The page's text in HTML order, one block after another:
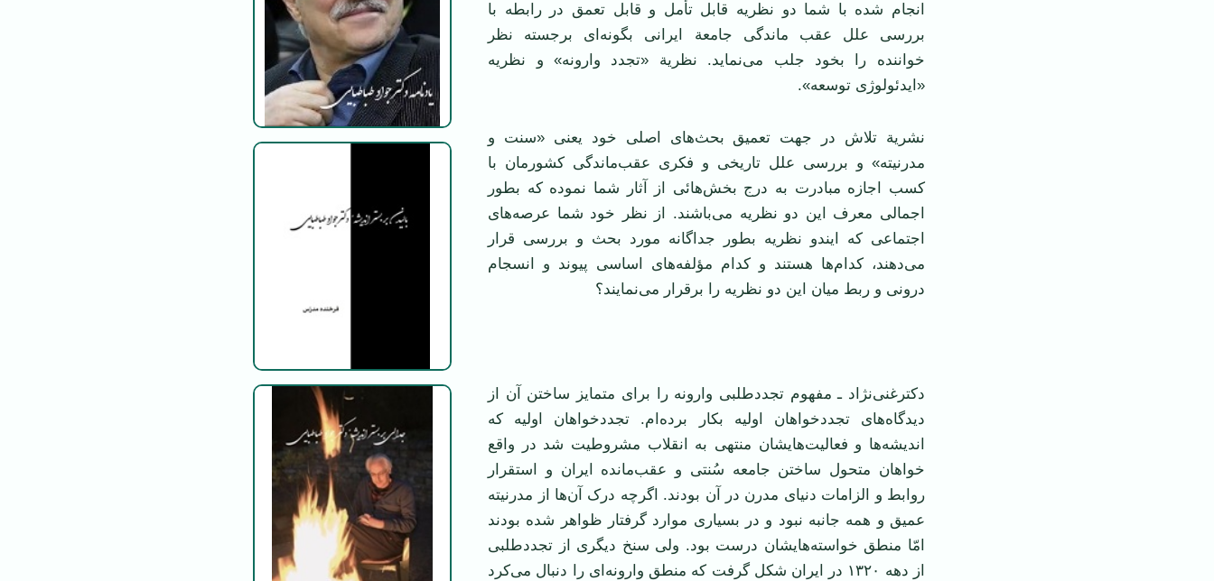
انجام شده با شما دو نظریه قابل تأمل و قابل تعمق در رابطه با
بررسی علل عقب ماندگی جامعة ایرانی بگونه‌ای برجسته نظر
خواننده را بخود جلب می‌نماید. نظریة «تجدد وارونه» و نظریه
«ایدئولوژی توسعه».
نشریة تلاش در جهت تعمیق بحث‌های اصلی خود یعنی «سنت و
مدرنیته» و بررسی علل تاریخی و فکری عقب‌ماندگی کشورمان با
کسب اجازه مبادرت به درج بخش‌هائی از آثار شما نموده که بطور
اجمالی معرف این دو نظریه می‌باشند. از نظر خود شما عرصه‌های
اجتماعی که ایندو نظریه بطور جداگانه مورد بحث و بررسی قرار
می‌دهند، کدام‌ها هستند و کدام مؤلفه‌های اساسی پیوند و انسجام
درونی و ربط میان این دو نظریه را برقرار می‌نمایند؟
دکترغنی‌نژاد ـ مفهوم تجددطلبی وارونه را برای متمایز ساختن آن از
دیدگاه‌های تجددخواهان اولیه بکار برده‌ام. تجددخواهان اولیه که
اندیشه‌ها و فعالیت‌هایشان منتهی به انقلاب مشروطیت شد در واقع
خواهان متحول ساختن جامعه سُنتی و عقب‌مانده ایران و استقرار
روابط و الزامات دنیای مدرن در آن بودند. اگرچه درک آن‌ها از مدرنیته
عمیق و همه جانبه نبود و در بسیاری موارد گرفتار ظواهر شده بودند
امّا منطق خواسته‌هایشان درست بود. ولی سنخ دیگری از تجددطلبی
از دهه ۱۳۲۰ در ایران شکل گرفت که منطق وارونه‌ای را دنبال می‌کرد